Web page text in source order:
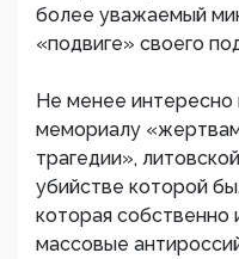
более уважаемый
«подвиге» своего
Не менее интересно
мемориалу
трагедии»,
убийстве которой
которая собственно
массовые